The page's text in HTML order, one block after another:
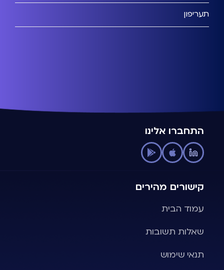
תעריפון
התחברו אלינו
קישורים מהירים
עמוד הבית
שאלות תשובות
תנאי שימוש